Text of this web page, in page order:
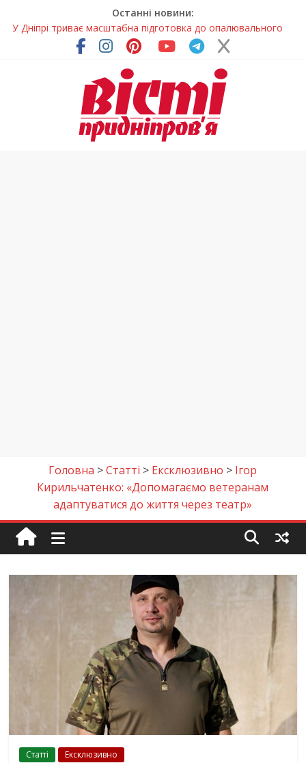
Останні новини:
У Дніпрі триває масштабна підготовка до опалювального
Пошуки тривають: на Дніпропетровщині досліджують місце
розташування легендарного монастиря (Фото)
Погода та прикмети на неділю, 9 серпня 2026 року
Говорити про воду без паніки: чому важлива правильна
Лікар – на екрані: Як працюють телемедичні центри на
Головна >Cтаттi > Ексклюзивно > Ігор
Кирильчатенко: «Допомагаємо ветеранам
адаптуватися до життя через театр»
Cтаттi Ексклюзивно